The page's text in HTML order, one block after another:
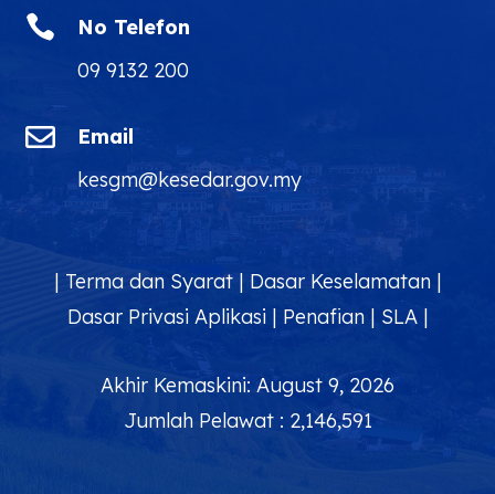

No Telefon
09 9132 200

Email
kesgm@kesedar.gov.my
| Terma dan Syarat| Dasar Keselamatan|
Dasar Privasi Aplikasi| Penafian| SLA|
Akhir Kemaskini: August 9, 2026
Jumlah Pelawat : 2,146,591